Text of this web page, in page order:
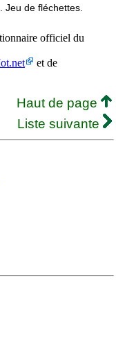
Jeu de fléchettes.
officiel du
et de
Haut de page
Liste suivante